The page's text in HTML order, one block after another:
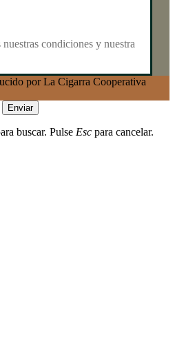
condiciones y nuestra
por La Cigarra Cooperativa
Enviar
buscar. Pulse Esc para cancelar.